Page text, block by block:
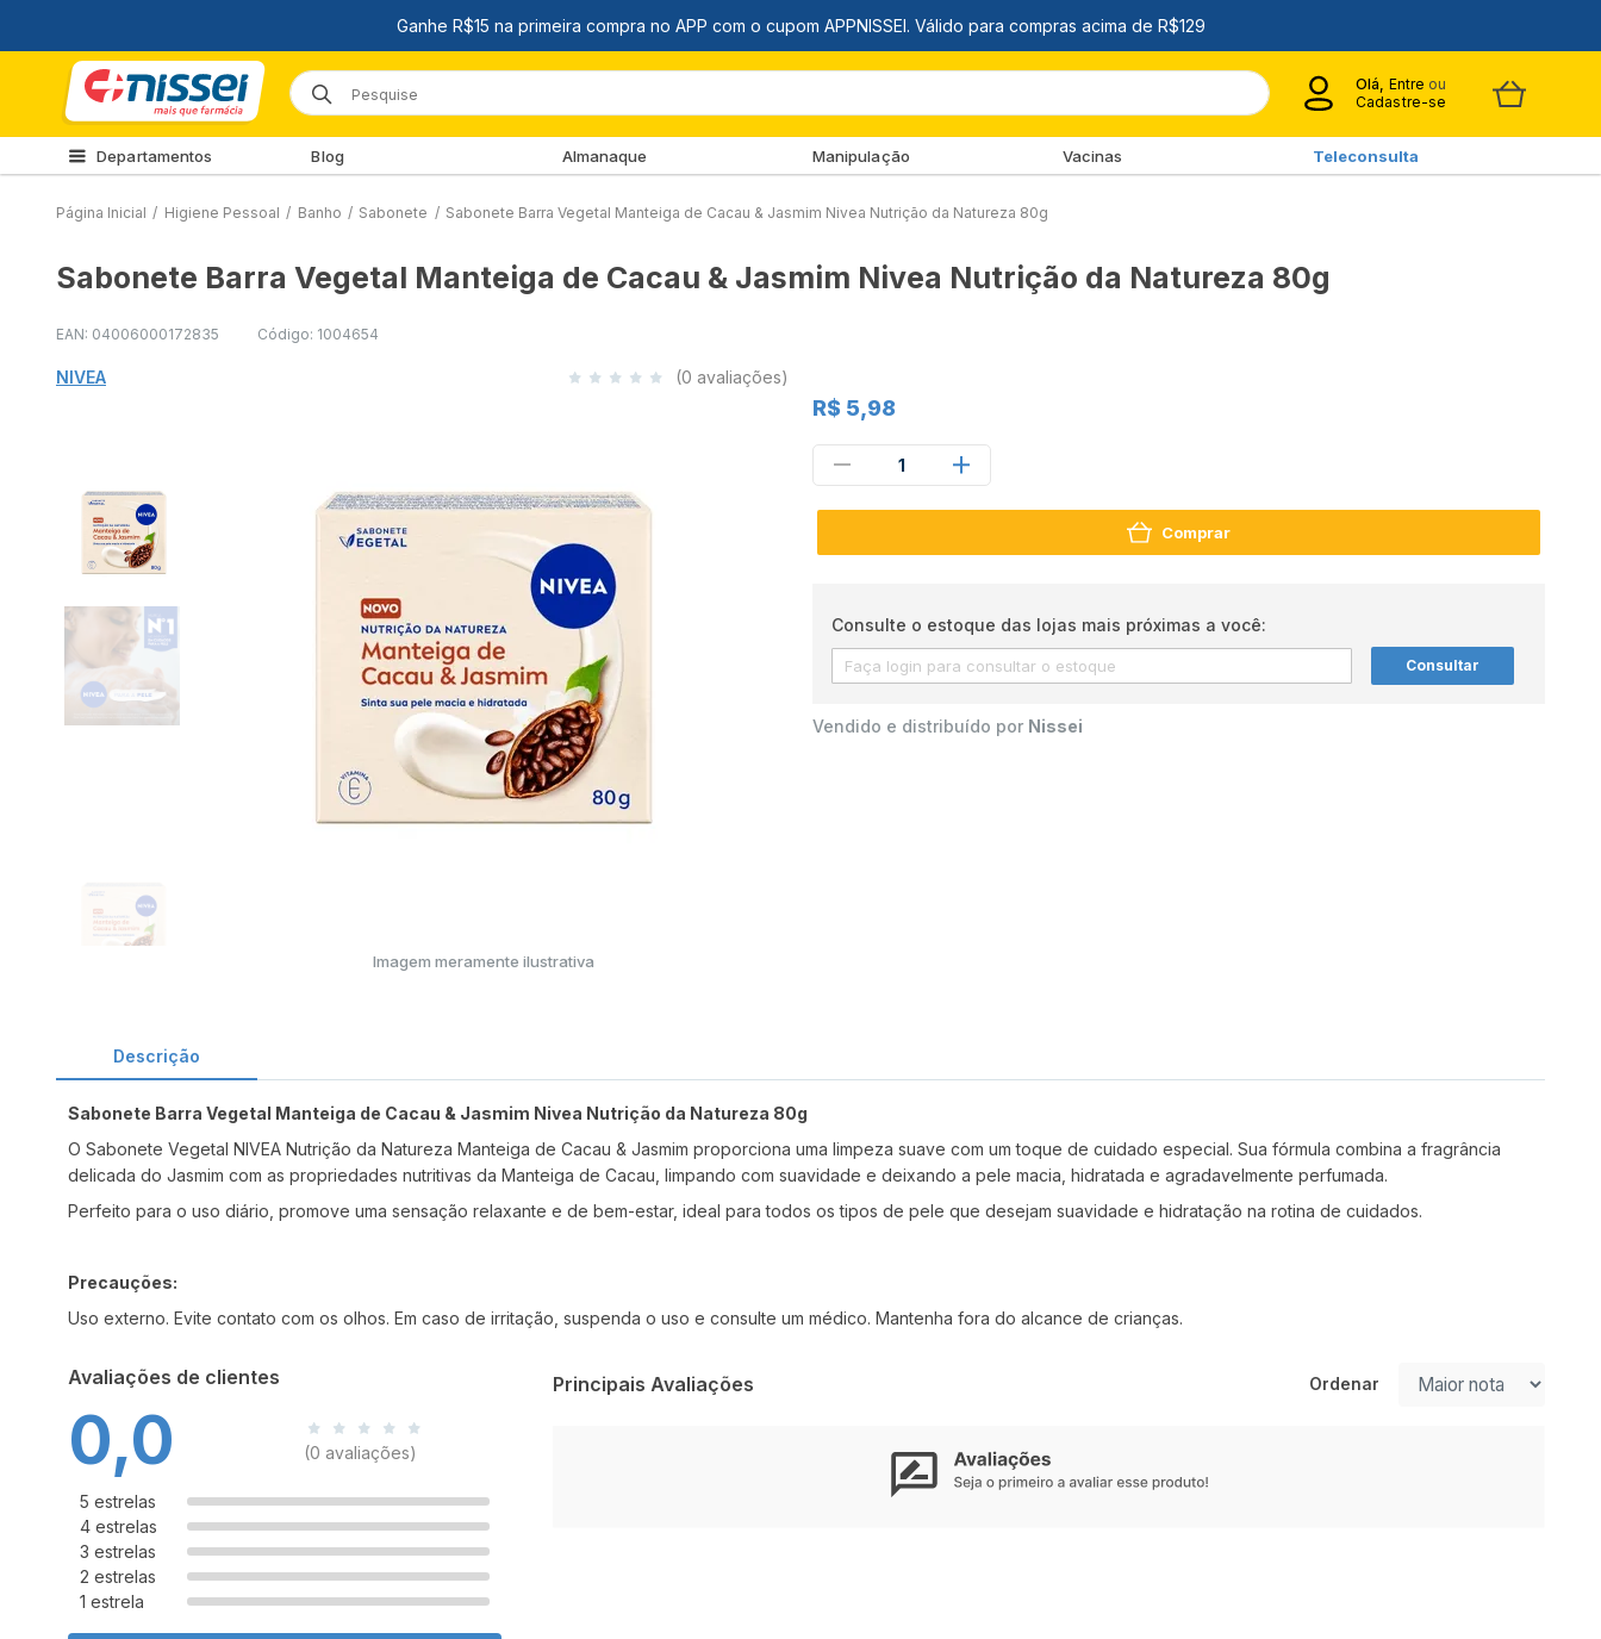
Olá, Entre ou
Cadastre-se
Departamentos Blog Almanaque Manipulação Vacinas Teleconsulta
Página Inicial / Higiene Pessoal / Banho / Sabonete / Sabonete Barra Vegetal Manteiga de Cacau & Jasmim Nivea Nutrição da Natureza 80g
Sabonete Barra Vegetal Manteiga de Cacau & Jasmim Nivea Nutrição da Natureza 80g
EAN: 04006000172835 Código: 1004654
NIVEA (0 avaliações)
Imagem meramente ilustrativa
R$ 5,98
1
Comprar
Consulte o estoque das lojas mais próximas a você:
Consultar
Vendido e distribuído por Nissei
Descrição
Sabonete Barra Vegetal Manteiga de Cacau & Jasmim Nivea Nutrição da Natureza 80g
O Sabonete Vegetal NIVEA Nutrição da Natureza Manteiga de Cacau & Jasmim proporciona uma limpeza suave com um toque de cuidado especial. Sua fórmula combina a fragrância
delicada do Jasmim com as propriedades nutritivas da Manteiga de Cacau, limpando com suavidade e deixando a pele macia, hidratada e agradavelmente perfumada.
Perfeito para o uso diário, promove uma sensação relaxante e de bem-estar, ideal para todos os tipos de pele que desejam suavidade e hidratação na rotina de cuidados.
Precauções:
Uso externo. Evite contato com os olhos. Em caso de irritação, suspenda o uso e consulte um médico. Mantenha fora do alcance de crianças.
Avaliações de clientes
0,0 (0 avaliações)
5 estrelas
4 estrelas
3 estrelas
2 estrelas
1 estrela
Principais Avaliações Ordenar